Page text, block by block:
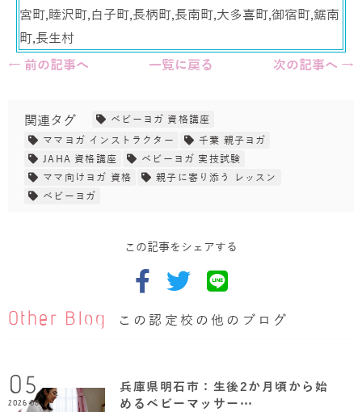
宮町,睦沢町,白子町,長柄町,長南町,大多喜町,御宿町,鋸南
町,長生村
← 前の記事へ
一覧に戻る 次の記事へ →
関連タグ
ベビーヨガ 資格講座
ママヨガ インストラクター
千葉 親子ヨガ
JAHA 資格講座
ベビーヨガ 実技試験
ママ向けヨガ 資格
親子に寄り添う レッスン
ベビーヨガ
この記事をシェアする
Other Blog この認定校の他のブログ
05
2026.08
兵庫県明石市：生後2か月頃から始
めるベビーマッサー…